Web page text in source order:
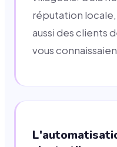
réputation
aussi des clients
vous